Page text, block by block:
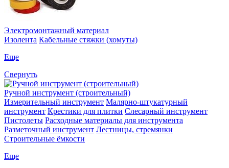
Электромонтажный материал
Изолента Кабельные стяжки (хомуты)
Еще
Свернуть
Ручной инструмент (строительный)
Измерительный инструмент Малярно-штукатурный
инструмент Крестики для плитки Слесарный инструмент
Пистолеты Расходные материалы для инструмента
Разметочный инструмент Лестницы, стремянки
Строительные ёмкости
Еще